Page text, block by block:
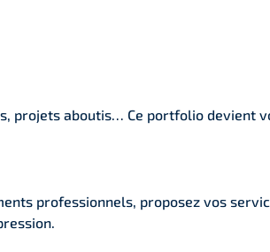
projets aboutis… Ce portfolio devient
professionnels, proposez vos